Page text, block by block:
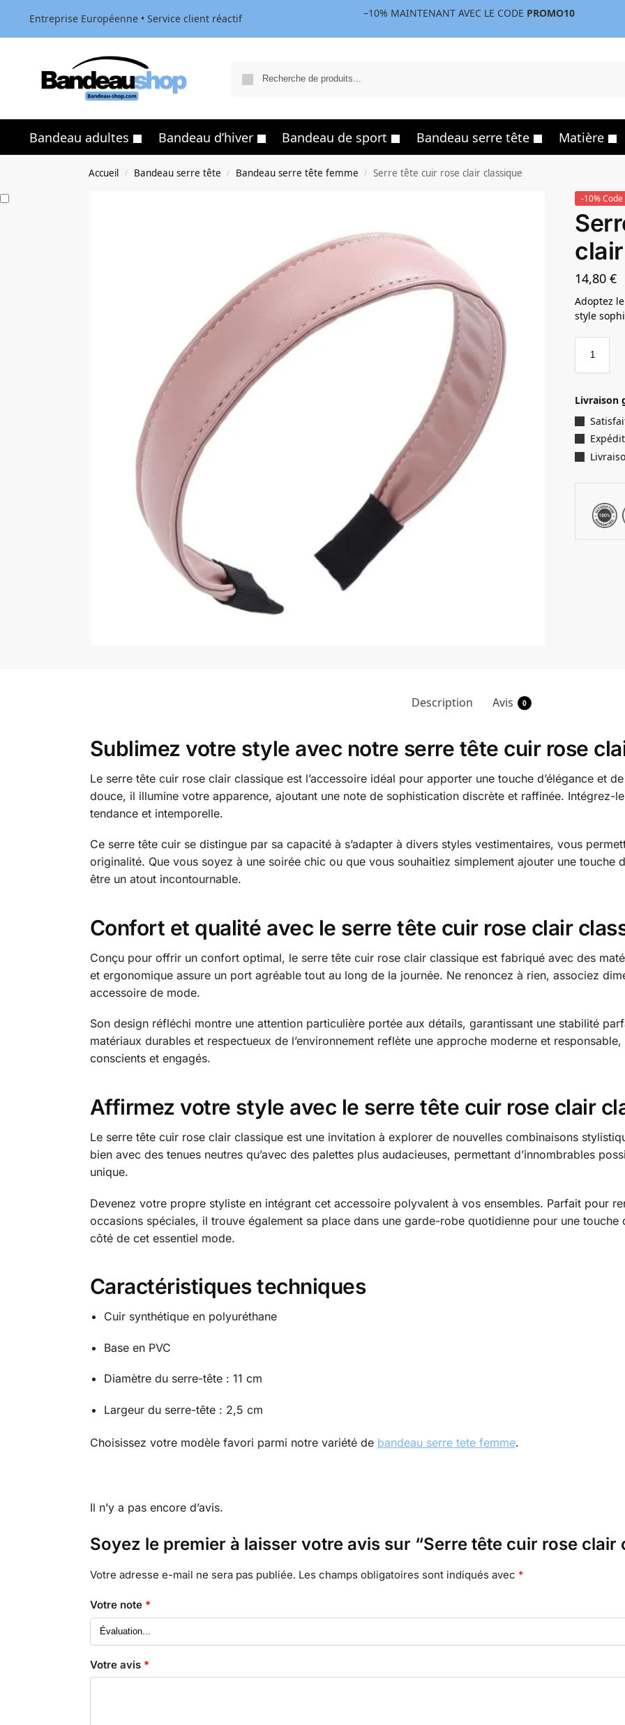
Entreprise Européenne • Service client réactif –10% MAINTENANT AVEC LE CODE PROMO10
Bandeau adultes Bandeau d’hiver Bandeau de sport Bandeau serre tête Matière
Accueil / Bandeau serre tête / Bandeau serre tête femme / Serre tête cuir rose clair classique
-10%
14,80€
Adoptez
style
Livraison
Description Avis 0
Sublimez votre style avec notre serre tête cuir rose
Le serre tête cuir rose clair classique est l’accessoire idéal pour apporter une touche d’élégance et
douce, il illumine votre apparence, ajoutant une note de sophistication discrète et raffinée. Intégrez-
tendance et intemporelle.
Ce serre tête cuir se distingue par sa capacité à s’adapter à divers styles vestimentaires, vous
originalité. Que vous soyez à une soirée chic ou que vous souhaitiez simplement ajouter une touche
être un atout incontournable.
Confort et qualité avec le serre tête cuir rose clair
Conçu pour offrir un confort optimal, le serre tête cuir rose clair classique est fabriqué avec des
et ergonomique assure un port agréable tout au long de la journée. Ne renoncez à rien, associez
accessoire de mode.
Son design réfléchi montre une attention particulière portée aux détails, garantissant une stabilité
matériaux durables et respectueux de l’environnement reflète une approche moderne et
conscients et engagés.
Affirmez votre style avec le serre tête cuir rose clair
Le serre tête cuir rose clair classique est une invitation à explorer de nouvelles combinaisons
bien avec des tenues neutres qu’avec des palettes plus audacieuses, permettant d’innombrables
unique.
Devenez votre propre styliste en intégrant cet accessoire polyvalent à vos ensembles. Parfait pour
occasions spéciales, il trouve également sa place dans une garde-robe quotidienne pour une
côté de cet essentiel mode.
Caractéristiques techniques
Cuir synthétique en polyuréthane
Base en PVC
Diamètre du serre-tête : 11 cm
Largeur du serre-tête : 2,5 cm
Choisissez votre modèle favori parmi notre variété de bandeau serre tete femme.
Il n’y a pas encore d’avis.
Soyez le premier à laisser votre avis sur “Serre tête cuir rose clair
Votre adresse e-mail ne sera pas publiée. Les champs obligatoires sont indiqués avec *
Votre note *
Votre avis *